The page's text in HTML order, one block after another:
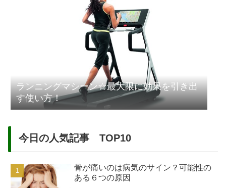
ランニングマシーン☆最大限に効果を引き出
す使い方！
今日の人気記事 TOP10
骨が痛いのは病気のサイン？可能性の
ある６つの原因